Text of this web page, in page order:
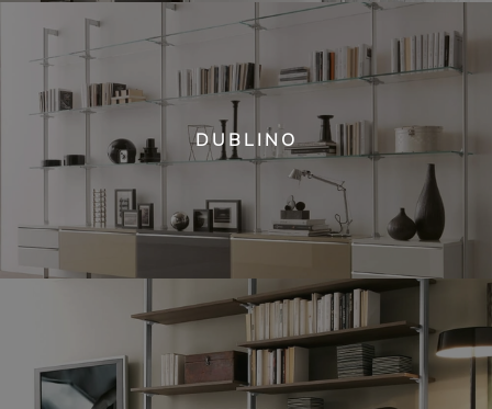
DUBLINO